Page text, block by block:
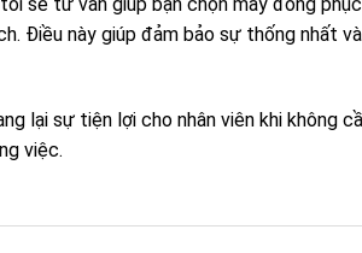
Điều này giúp đảm bảo sự thống nhất và
lại sự tiện lợi cho nhân viên khi không
việc.